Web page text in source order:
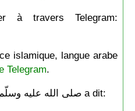
à travers Telegram:
islamique, langue arabe
Telegram.
Le Messager de Allâh صلى الله عليه وسلّم a dit: